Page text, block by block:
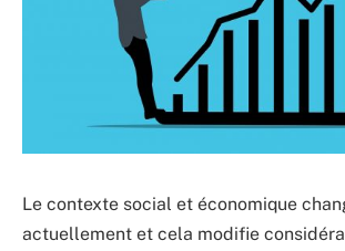
Le contexte social et économique
actuellement et cela modifie